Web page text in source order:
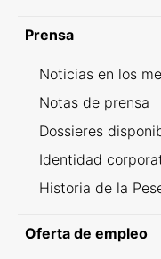
Prensa
Noticias en los
Notas de prensa
Dossieres
Identidad
Historia de la
Oferta de empleo